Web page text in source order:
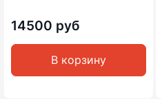
14500 руб
В корзину